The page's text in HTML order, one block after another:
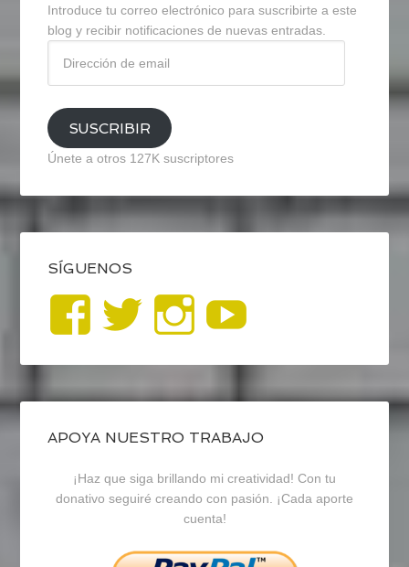
Introduce tu correo electrónico para suscribirte a este
blog y recibir notificaciones de nuevas entradas.
email
SUSCRIBIR
Únete a otros 127K suscriptores
SÍGUENOS
Ver
perfil
de
blogrecursosep
en
Facebook
Ver
perfil
de
recursosep
en
Twitter
Ver
perfil
de
recursosep
en
Instagram
APOYA NUESTRO TRABAJO
¡Haz que siga brillando mi creatividad! Con tu
donativo seguiré creando con pasión. ¡Cada aporte
cuenta!